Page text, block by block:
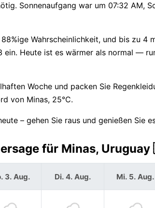
Sonnenaufgang war um 07:32 AM,
Wahrscheinlichkeit, und bis zu 4
ein. Heute ist es wärmer als normal —
Woche und packen Sie
von Minas, 25°C.
– gehen Sie raus und genießen Sie
für Minas,
3. Aug. Di. 4. Aug. Mi. 5. Aug.